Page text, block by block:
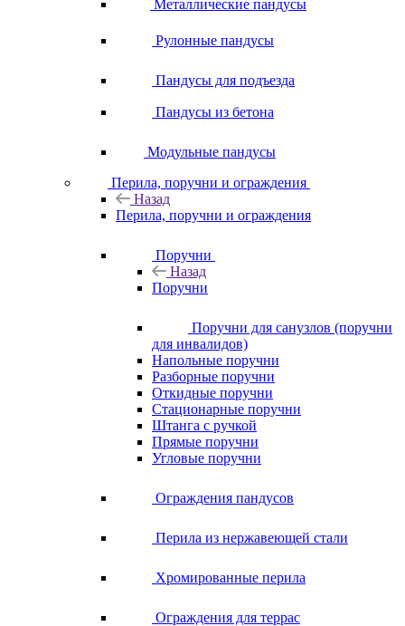
Металлические пандусы
Рулонные пандусы
Пандусы для подъезда
Пандусы из бетона
Модульные пандусы
Перила, поручни и ограждения
Назад
Перила, поручни и ограждения
Поручни
Назад
Поручни
Поручни для санузлов (поручни
для инвалидов)
Напольные поручни
Разборные поручни
Откидные поручни
Стационарные поручни
Штанга с ручкой
Прямые поручни
Угловые поручни
Ограждения пандусов
Перила из нержавеющей стали
Хромированные перила
Ограждения для террас